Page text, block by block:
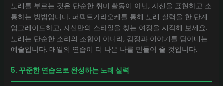
노래를 부르는 것은 단순한 취미 활동이 아닌, 자신을 표현하고 소
통하는 방법입니다. 퍼펙트가라오케를 통해 노래 실력을 한 단계
업그레이드하고, 자신만의 스타일을 찾는 여정을 시작해 보세요.
노래는 단순한 소리의 조합이 아니라, 감정과 이야기를 담아내는
예술입니다. 매일의 연습이 더 나은 나를 만들어 줄 것입니다.
5. 꾸준한 연습으로 완성하는 노래 실력